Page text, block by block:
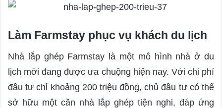
Làm Farmstay phục vụ khách du lịch
Nhà lắp ghép Farmstay là một mô hình nhà ở du
lịch mới đang được ưa chuộng hiện nay. Với chi phí
đầu tư chỉ khoảng 200 triệu đồng, chủ đầu tư có thể
sở hữu một căn nhà lắp ghép tiện nghi, đáp ứng